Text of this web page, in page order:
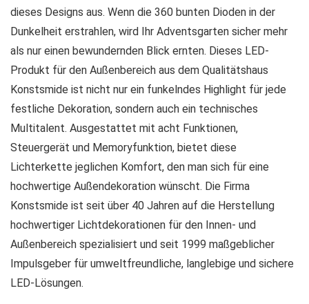
dieses Designs aus. Wenn die 360 bunten Dioden in der
Dunkelheit erstrahlen, wird Ihr Adventsgarten sicher mehr
als nur einen bewundernden Blick ernten. Dieses LED-
Produkt für den Außenbereich aus dem Qualitätshaus
Konstsmide ist nicht nur ein funkelndes Highlight für jede
festliche Dekoration, sondern auch ein technisches
Multitalent. Ausgestattet mit acht Funktionen,
Steuergerät und Memoryfunktion, bietet diese
Lichterkette jeglichen Komfort, den man sich für eine
hochwertige Außendekoration wünscht. Die Firma
Konstsmide ist seit über 40 Jahren auf die Herstellung
hochwertiger Lichtdekorationen für den Innen- und
Außenbereich spezialisiert und seit 1999 maßgeblicher
Impulsgeber für umweltfreundliche, langlebige und sichere
LED-Lösungen.